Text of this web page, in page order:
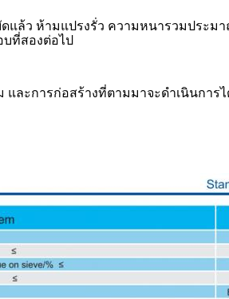
ล้ว ห้ามแปรงรั่ว ความหนารวมประม
บที่สองต่อไป
ละการก่อสร้างที่ตามมาจะดำเนินการ